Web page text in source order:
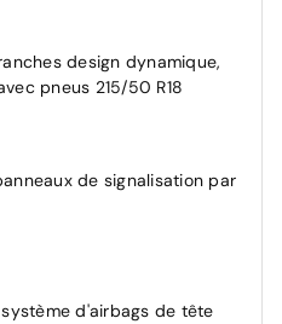
moteur et
sécurité simple,
manuel
1 175 €
design dynamique,
pneus 215/50 R18
de signalisation par
d'airbags de tête